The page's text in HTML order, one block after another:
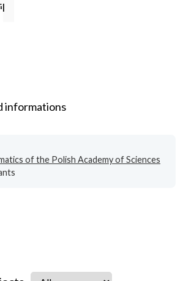
informations
of the Polish Academy of Sciences